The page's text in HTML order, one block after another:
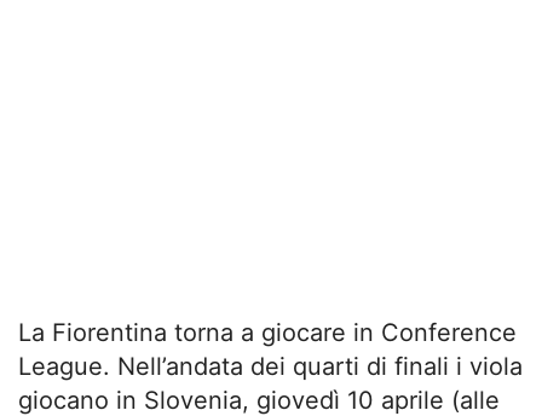
La Fiorentina torna a giocare in Conference
League. Nell’andata dei quarti di finali i viola
giocano in Slovenia, giovedì 10 aprile (alle